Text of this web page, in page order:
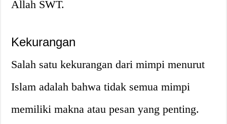
Allah SWT.
Kekurangan
Salah satu kekurangan dari mimpi menurut
Islam adalah bahwa tidak semua mimpi
memiliki makna atau pesan yang penting.